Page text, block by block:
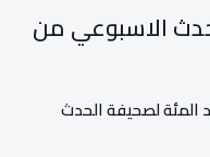
الحدث الاسبوعي من
المئة لصحيفة الحدث